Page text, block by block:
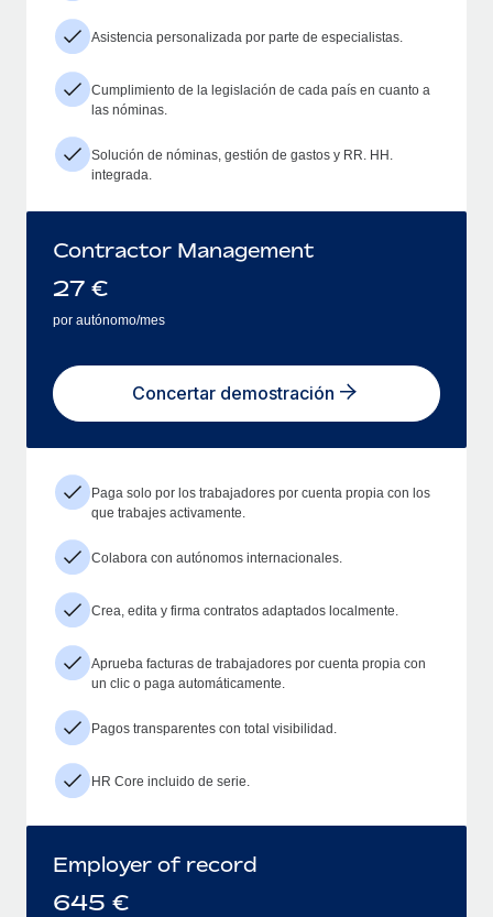
Asistencia personalizada por parte de especialistas.
Cumplimiento de la legislación de cada país en cuanto a
las nóminas.
Solución de nóminas, gestión de gastos y RR. HH.
integrada.
Contractor Management
27 €
por autónomo/mes
Concertar demostración
Paga solo por los trabajadores por cuenta propia con los
que trabajes activamente.
Colabora con autónomos internacionales.
Crea, edita y firma contratos adaptados localmente.
Aprueba facturas de trabajadores por cuenta propia con
un clic o paga automáticamente.
Pagos transparentes con total visibilidad.
HR Core incluido de serie.
Employer of record
645 €